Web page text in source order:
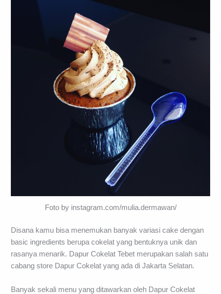
Foto by instagram.com/mulia.dermawan/
Disana kamu bisa menemukan banyak variasi cake dengan
basic ingredients berupa cokelat yang bentuknya unik dan
rasanya menarik. Dapur Cokelat Tebet merupakan salah satu
cabang store Dapur Cokelat yang ada di Jakarta Selatan.
Banyak sekali menu yang ditawarkan oleh Dapur Cokelat